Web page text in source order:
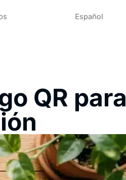
Español
QR para